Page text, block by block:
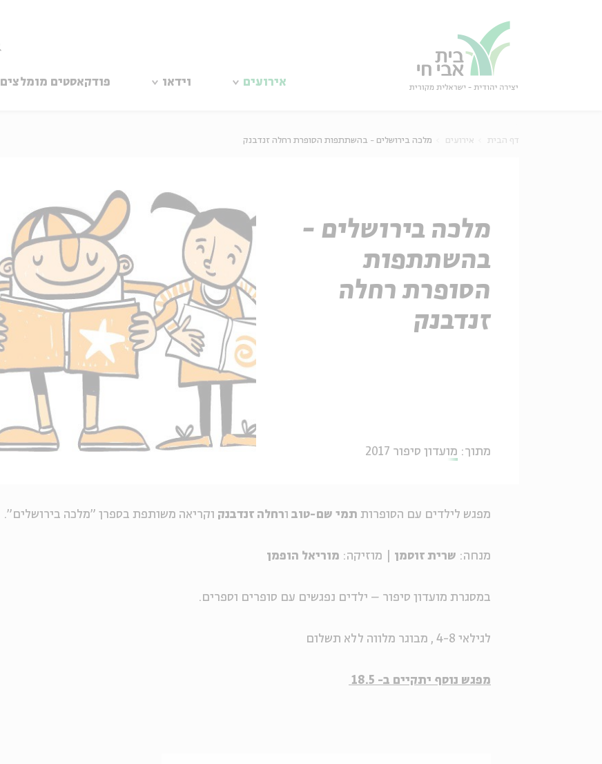
אירועים וידאו פודקאסטים מומלצים
דף הבית אירועים מלכה בירושלים - בהשתתפות הסופרת רחלה זנדבנק
מלכה בירושלים -
בהשתתפות
הסופרת רחלה
זנדבנק
מתוך: מועדון סיפור 2017
מפגש לילדים עם הסופרות תמי שם-טוב ורחלה זנדבנק וקריאה משותפת בספרן "מלכה בירושלים".
מנחה: שרית זוסמן | מוזיקה: מוריאל הופמן
במסגרת מועדון סיפור – ילדים נפגשים עם סופרים וספרים.
לגילאי 4-8 , מבוגר מלווה ללא תשלום
מפגש נוסף יתקיים ב- 18.5